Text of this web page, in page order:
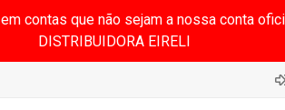
contas que não sejam a nossa conta
DISTRIBUIDORA EIRELI